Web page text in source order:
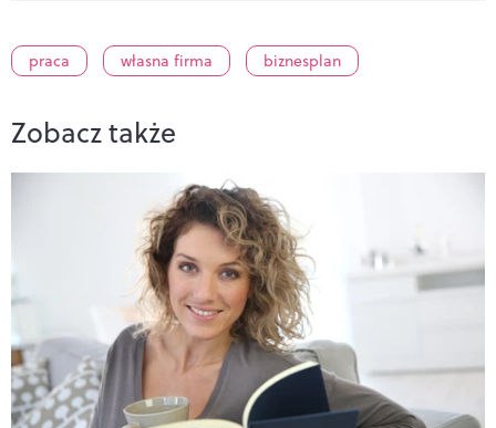
praca własna firma biznesplan
Zobacz także